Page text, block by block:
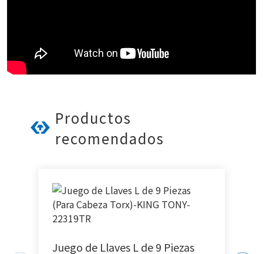
Productos
recomendados
Juego de Llaves L de 9 Piezas